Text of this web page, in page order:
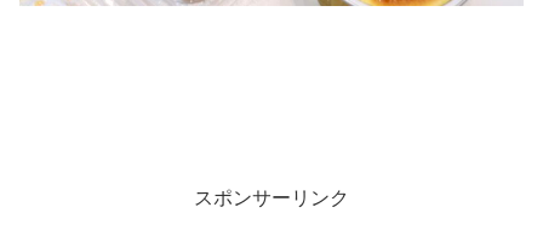
スポンサーリンク